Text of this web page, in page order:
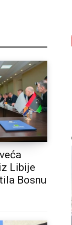
Libije
Bosnu